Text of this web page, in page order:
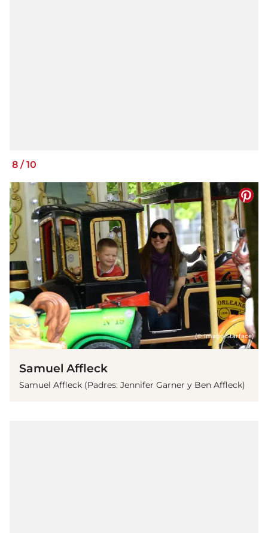
8 /10
(© Imago/Starface)
Samuel Affleck
Samuel Affleck (Padres: Jennifer Garner y Ben Affleck)